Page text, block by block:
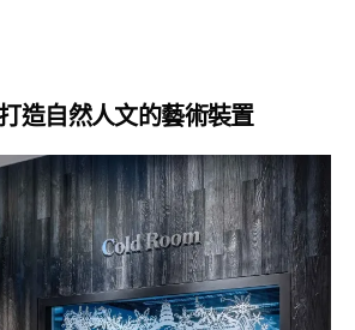
造自然人文的藝術裝置